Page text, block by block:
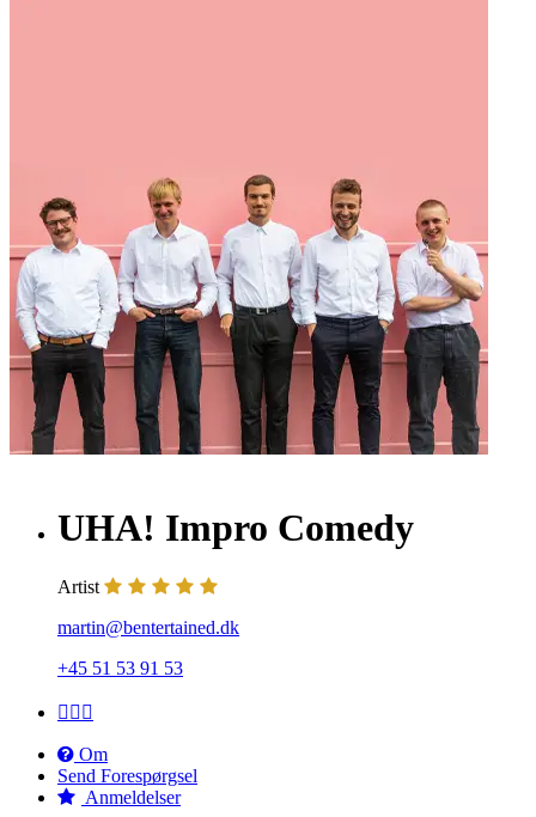
UHA! Impro Comedy
Artist
martin@bentertained.dk
+45 51 53 91 53
Om
Send Forespørgsel
Anmeldelser